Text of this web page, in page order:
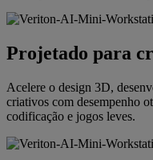
Projetado para
Acelere o design 3D,
criativos com desempenho
codificação e jogos leves.